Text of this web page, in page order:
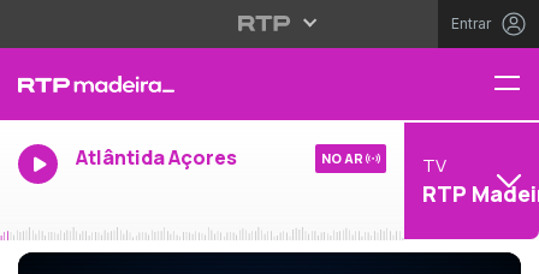
Entrar
Atlântida Açores NO AR TV
RTP